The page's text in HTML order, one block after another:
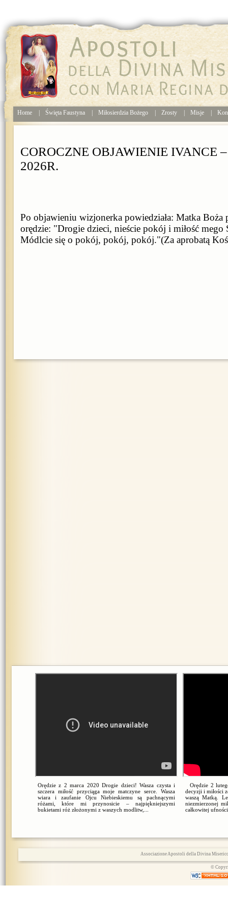
Home Święta Faustyna Miłosierdzia Bożego Zrosty Misje
COROCZNE OBJAWIENIE IVANCE
2026R.
Po objawieniu wizjonerka powiedziała: Matka Boża
orędzie: "Drogie dzieci, nieście pokój i miłość mego
Módlcie się o pokój, pokój, pokój."(Za aprobatą
Orędzie z 2 marca 2020 Drogie dzieci! Wasza czysta i
szczera miłość przyciąga moje matczyne serce. Wasza
wiara i zaufanie Ojcu Niebieskiemu są pachnącymi
różami, które mi przynosicie – najpiękniejszymi
bukietami róż złożonymi z waszych modlitw,...
Orędzie 2
decyzji i miłości
waszą Matką.
niezmierzonej
całkowitej
Associazione Apostoli della Divina
©